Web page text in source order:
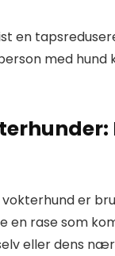
en
med hund
er
en rase som
eller dens